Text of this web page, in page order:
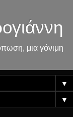
μια γόνιμη
▼
▼